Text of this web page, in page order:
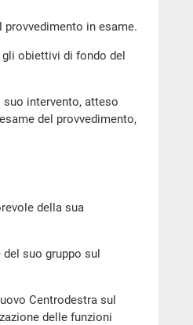
in esame.
obiettivi di fondo del
intervento, atteso
del provvedimento,
della sua
suo gruppo sul
Centrodestra sul
delle funzioni